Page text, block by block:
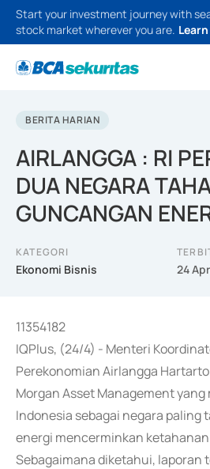
Start your investment journey with
stock market wherever you are.
BERITA HARIAN
AIRLANGGA : RI
DUA NEGARA
GUNCANGAN
KATEGORI
Ekonomi Bisnis 24
11354182
IQPlus, (24/4) - Menteri
Perekonomian Airlangga
Morgan Asset Management
Indonesia sebagai negara paling
energi mencerminkan
Sebagaimana diketahui, laporan